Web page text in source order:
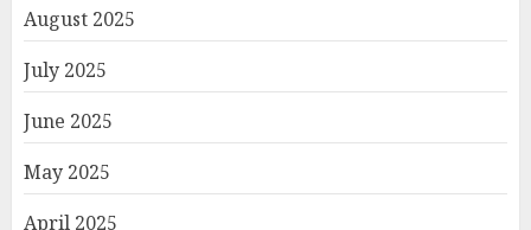
August 2025
July 2025
June 2025
May 2025
April 2025